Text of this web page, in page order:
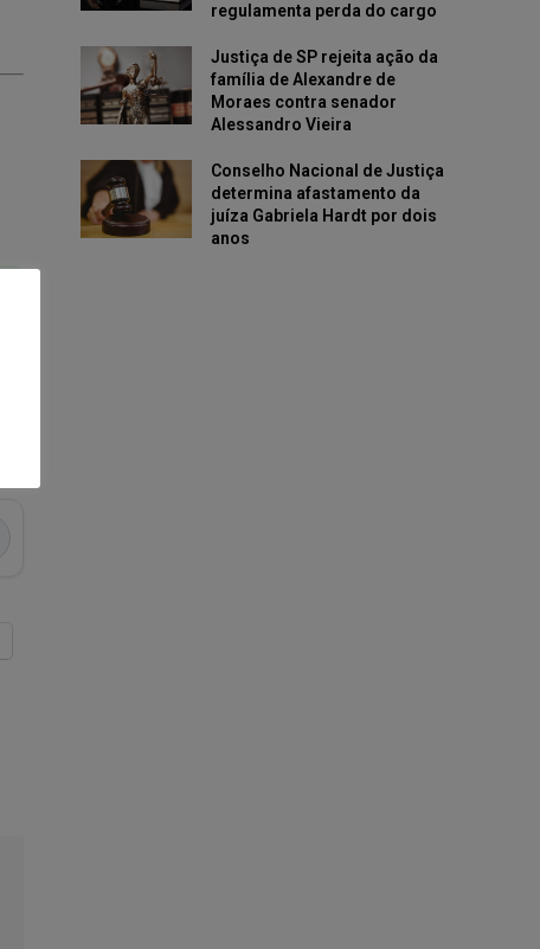
regulamenta perda do cargo
Justiça de SP rejeita ação da
família de Alexandre de
Moraes contra senador
Alessandro Vieira
Conselho Nacional de Justiça
determina afastamento da
juíza Gabriela Hardt por dois
anos